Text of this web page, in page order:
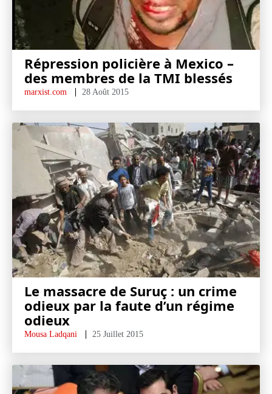
Répression policière à Mexico –
des membres de la TMI blessés
marxist.com 28 Août 2015
Le massacre de Suruç : un crime
odieux par la faute d’un régime
odieux
Mousa Ladqani 25 Juillet 2015